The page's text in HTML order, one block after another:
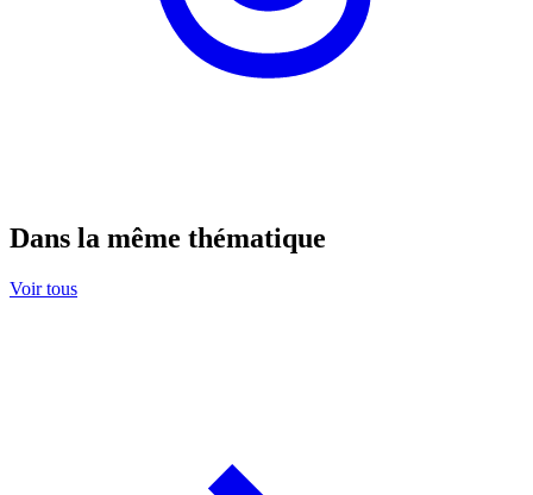
Dans la même thématique
Voir tous